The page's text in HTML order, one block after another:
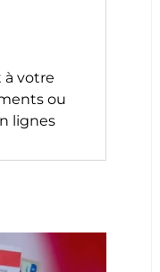
à votre
ou
lignes